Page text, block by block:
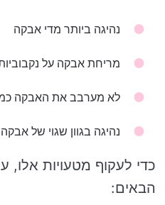
נהיגה ביותר מדי אבקה
מריחת אבקה על
לא מערבב את האבקה
נהיגה בגוון שגוי של אבקה
כדי לעקוף מטעויות אלו,
הבאים: